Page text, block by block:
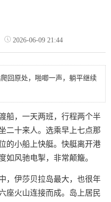
2026-06-09 21:44
回原处，啪唧一声，躺平继续
船，一天两班，行程两个半
二十来人。选乘早上七点那
的小船上快艇。快艇离开港
如风驰电掣，非常颠簸。
，伊莎贝拉岛最大，也很年
座火山连接而成。岛上居民